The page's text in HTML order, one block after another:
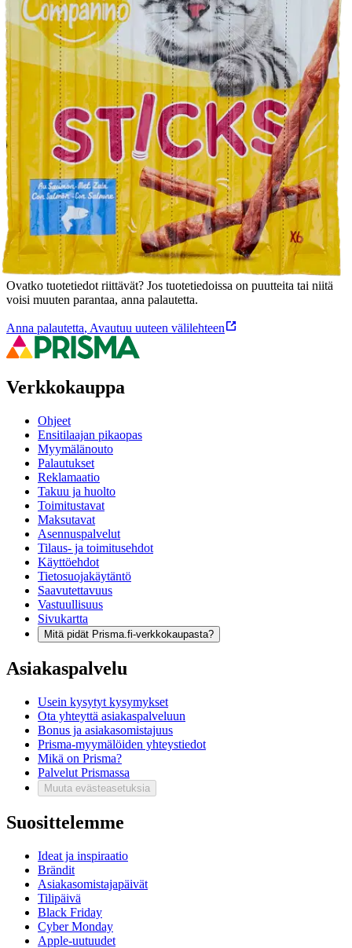
Tuotekuvaus
Yksittäispakattu lohiherkku kissallesi, 6x5 g. Täydennysravinto
kissalle.
Ominaisuudet
Oletko tyytyväinen tuotetietoihin?
Ovatko tuotetiedot riittävät? Jos tuotetiedoissa on puutteita tai niitä
voisi muuten parantaa, anna palautetta.
Anna palautetta, Avautuu uuteen välilehteen
Verkkokauppa
Ohjeet
Ensitilaajan pikaopas
Myymälänouto
Palautukset
Reklamaatio
Takuu ja huolto
Toimitustavat
Maksutavat
Asennuspalvelut
Tilaus- ja toimitusehdot
Käyttöehdot
Tietosuojakäytäntö
Saavutettavuus
Vastuullisuus
Sivukartta
Mitä pidät Prisma.fi-verkkokaupasta?
Asiakaspalvelu
Usein kysytyt kysymykset
Ota yhteyttä asiakaspalveluun
Bonus ja asiakasomistajuus
Prisma-myymälöiden yhteystiedot
Mikä on Prisma?
Palvelut Prismassa
Muuta evästeasetuksia
Suosittelemme
Ideat ja inspiraatio
Brändit
Asiakasomistajapäivät
Tilipäivä
Black Friday
Cyber Monday
Apple-uutuudet